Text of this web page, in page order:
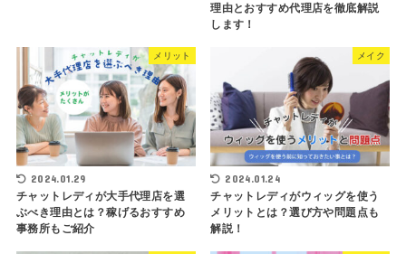
理由とおすすめ代理店を徹底解説
します！
メリット
2024.01.29
チャットレディが大手代理店を選
ぶべき理由とは？稼げるおすすめ
事務所もご紹介
メイク
2024.01.24
チャットレディがウィッグを使う
メリットとは？選び方や問題点も
解説！